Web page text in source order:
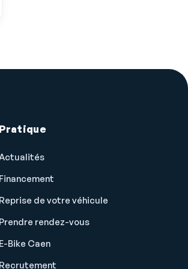
Pratique
Financement
Reprise de votre véhicule
Prendre rendez-vous
E-Bike Caen
Recrutement